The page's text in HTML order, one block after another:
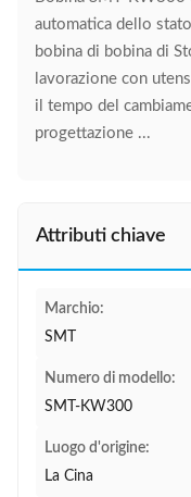
automatica dello
bobina di bobina di
lavorazione con
il tempo del
progettazione ...
Attributi chiave
Marchio:
SMT
Numero di modello:
SMT-KW300
Luogo d'origine:
La Cina